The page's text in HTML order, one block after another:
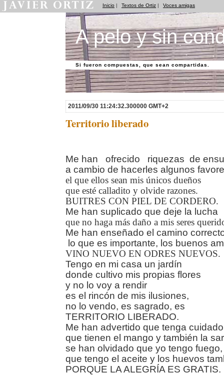
Inicio | Textos de Ortiz | Voces amigas
A pelo y sin
Si fueron compuestas, que sean compartidas.
2011/09/30 11:24:32.300000 GMT+2
Territorio liberado
Me han ofrecido riquezas de
a cambio de hacerles algunos
el que ellos sean mis únicos dueños
que esté calladito y olvide razones.
BUITRES CON PIEL DE CORDERO.
Me han suplicado que deje la lucha
que no haga más daño a mis seres
Me han enseñado el camino
lo que es importante, los buenos
VINO NUEVO EN ODRES NUEVOS.
Tengo en mi casa un jardín
donde cultivo mis propias flores
y no lo voy a rendir
es el rincón de mis ilusiones,
no lo vendo, es sagrado, es
TERRITORIO LIBERADO.
Me han advertido que tenga cuidado
que tienen el mango y también la
se han olvidado que yo tengo fuego,
que tengo el aceite y los huevos
PORQUE LA ALEGRÍA ES GRATIS.